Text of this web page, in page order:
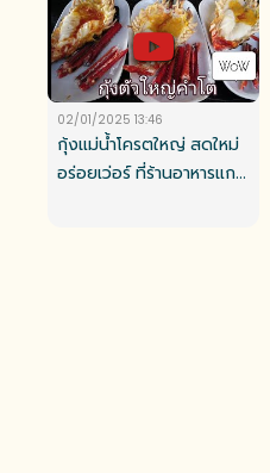
02/01/2025 13:46
กุ้งแม่น้ำโครตใหญ่ สดใหม่
อร่อยเว่อร์ ที่ร้านอาหารแก